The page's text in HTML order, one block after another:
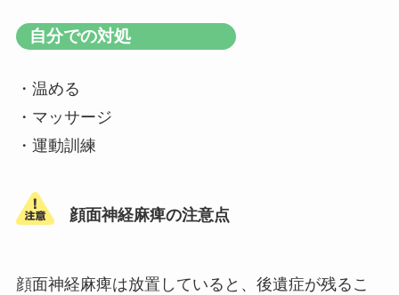
自分での対処
・温める
・マッサージ
・運動訓練
顔面神経麻痺の注意点
顔面神経麻痺は放置していると、後遺症が残るこ